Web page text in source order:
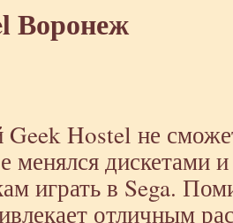
Воронеж
Hostel не
менялся дискетами
играть в Sega.
отличным